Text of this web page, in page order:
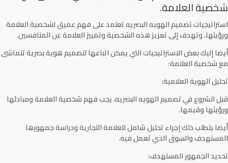
شخصية العلامة.
استراتيجيات تصميم الهويه البصريه تعتمد على فهم عميق لشخصية العلامة
ورؤيتها، وتهدف إلى تعزيز هذه الشخصية وتمييز العلامة عن المنافسين.
أيضا إليك بعض الاستراتيجيات التي يمكن اتباعها لتصميم هوية بصرية تتماشى
مع شخصية العلامة:
تحليل الهوية العلامية:
قبل الشروع في تصميم الهويه البصريه، يجب فهم شخصية العلامة ومبادئها
ورؤيتها وقيمها.
أيضا يتطلب ذلك إجراء تحليل شامل للعلامة التجارية ودراسة جمهورها
المستهدف والسوق الذي تعمل فيه.
تحديد الجمهور المستهدف: